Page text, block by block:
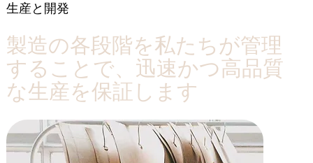
生産と開発
製造の各段階を私たちが管理
することで、迅速かつ高品質
な生産を保証します